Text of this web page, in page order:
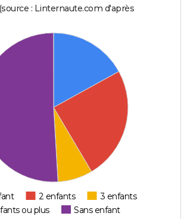
: Linternaute.com d'après
2 enfants
3 enfants
ou plus
Sans enfant